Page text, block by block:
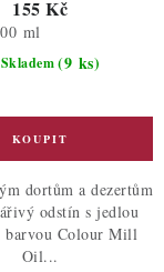
Skladem(9 ks)
155 Kč
ml
dortům a dezertům
odstín s jedlou
barvou Colour Mill
Oil...